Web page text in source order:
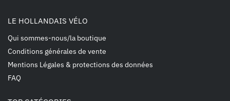
LE HOLLANDAIS VÉLO
Qui sommes-nous/la boutique
Conditions générales de vente
Mentions Légales & protections des données
FAQ